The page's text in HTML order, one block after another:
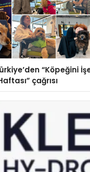
“Köpeğini
çağrısı